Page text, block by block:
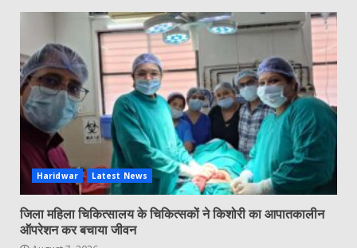
Haridwar Latest News
जिला महिला चिकित्सालय के चिकित्सकों ने किशोरी का आपातकालीन
ऑपरेशन कर बचाया जीवन